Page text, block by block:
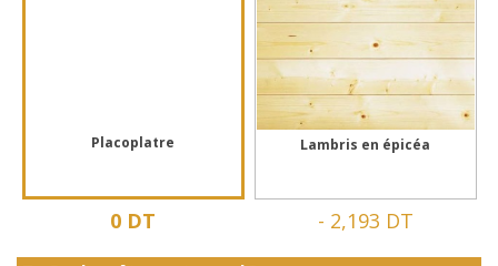
Placoplatre
0 DT
Lambris en épicéa
- 2,193 DT